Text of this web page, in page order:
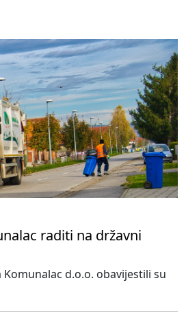
raditi na državni
d.o.o. obavijestili su